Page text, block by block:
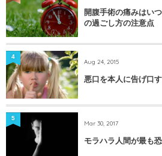
開腹手術の痛みはい
の過ごし方の注意点
Aug 24, 2015
悪口を本人に告げ口
4
Mar 30, 2017
モラハラ人間が最も
5